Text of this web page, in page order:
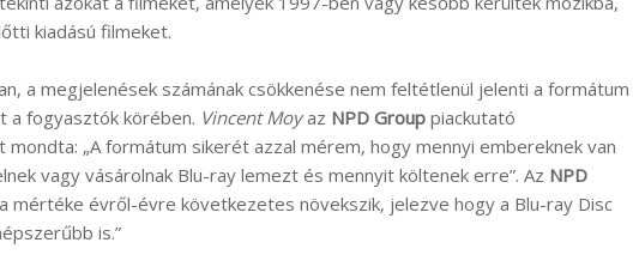
kiadású filmeket.
a megjelenések számának csökkenése nem feltétlenül jelenti a formátum
a fogyasztók körében. Vincent Moyaz NPD Group piackutató
„A formátum sikerét azzal mérem, hogy mennyi embereknek van
vagy vásárolnak Blu-ray lemezt és mennyit költenek erre”. Az NPD
mértéke évről-évre következetes növekszik, jelezve hogy a Blu-ray Disc
is.”